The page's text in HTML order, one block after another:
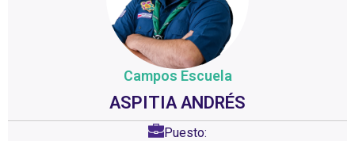
Campos Escuela
ASPITIA ANDRÉS
Puesto: